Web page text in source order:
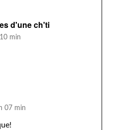
d'une ch'ti
min
07 min